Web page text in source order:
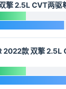
擎 2.5L CVT两驱
2022款 双擎 2.5L